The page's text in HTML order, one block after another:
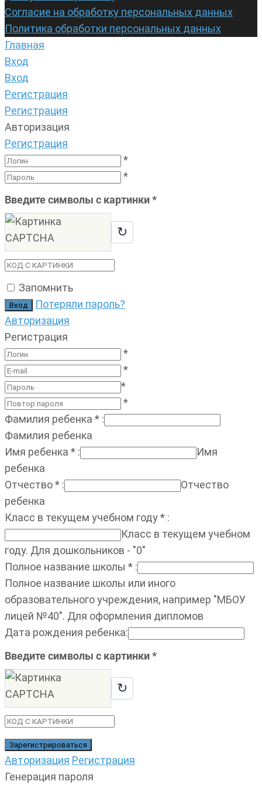
Согласие на обработку персональных данных
Политика обработки персональных данных
Главная
Вход
Вход
Регистрация
Регистрация
Авторизация
Регистрация
*
*
Введите символы с картинки*
↻
Запомнить
Потеряли пароль?
Авторизация
Регистрация
*
*
*
*
Фамилия ребенка * :
Фамилия ребенка
Имя ребенка * :
Имя
ребенка
Отчество* :
Отчество
ребенка
Класс в текущем учебном году* :
Класс в текущем учебном
году. Для дошкольников - "0"
Полное название школы * :
Полное название школы или иного
образовательного учреждения, например "МБОУ
лицей №40". Для оформления дипломов
Дата рождения ребенка:
Введите символы с картинки*
↻
Авторизация Регистрация
Генерация пароля